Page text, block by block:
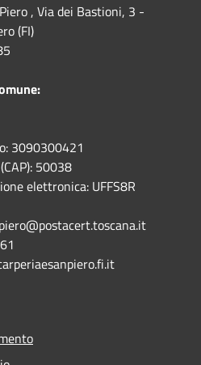
, Via dei Bastioni, 3 -
(FI)
3090300421
50038
elettronica: UFFS8R